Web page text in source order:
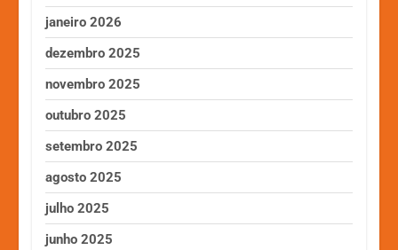
janeiro 2026
dezembro 2025
novembro 2025
outubro 2025
setembro 2025
agosto 2025
julho 2025
junho 2025